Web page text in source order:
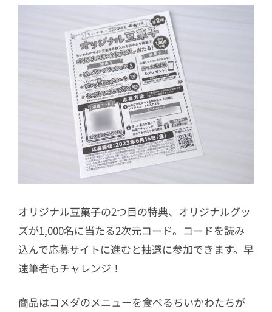
オリジナル豆菓子の2つ目の特典、オリジナルグッ
ズが1,000名に当たる2次元コード。コードを読み
込んで応募サイトに進むと抽選に参加できます。早
速筆者もチャレンジ！
商品はコメダのメニューを食べるちいかわたちが